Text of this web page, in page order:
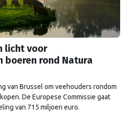
licht voor
boeren rond Natura
van Brussel om veehouders rondom
De Europese Commissie gaat
van 715 miljoen euro.